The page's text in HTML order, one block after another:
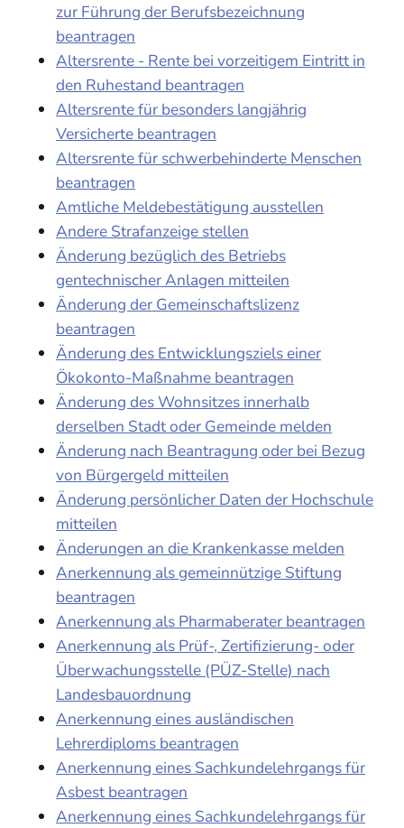
zur Führung der Berufsbezeichnung
beantragen
Altersrente - Rente bei vorzeitigem Eintritt in
den Ruhestand beantragen
Altersrente für besonders langjährig
Versicherte beantragen
Altersrente für schwerbehinderte Menschen
beantragen
Amtliche Meldebestätigung ausstellen
Andere Strafanzeige stellen
Änderung bezüglich des Betriebs
gentechnischer Anlagen mitteilen
Änderung der Gemeinschaftslizenz
beantragen
Änderung des Entwicklungsziels einer
Ökokonto-Maßnahme beantragen
Änderung des Wohnsitzes innerhalb
derselben Stadt oder Gemeinde melden
Änderung nach Beantragung oder bei Bezug
von Bürgergeld mitteilen
Änderung persönlicher Daten der Hochschule
mitteilen
Änderungen an die Krankenkasse melden
Anerkennung als gemeinnützige Stiftung
beantragen
Anerkennung als Pharmaberater beantragen
Anerkennung als Prüf-, Zertifizierung- oder
Überwachungsstelle (PÜZ-Stelle) nach
Landesbauordnung
Anerkennung eines ausländischen
Lehrerdiploms beantragen
Anerkennung eines Sachkundelehrgangs für
Asbest beantragen
Anerkennung eines Sachkundelehrgangs für